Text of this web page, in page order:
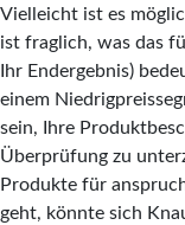
Vielleicht ist es
ist fraglich, was das
Ihr Endergebnis)
einem
sein, Ihre
Überprüfung zu
Produkte für
geht, könnte sich